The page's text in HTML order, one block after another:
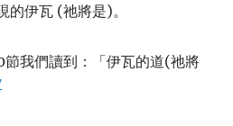
的伊瓦 (祂將是)。
節我們讀到：「伊瓦的道(祂將